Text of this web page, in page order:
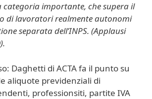
importante, che supera il
di lavoratori realmente autonomi
separata dell’INPS. (Applausi
Daghetti di ACTA fa il punto su
aliquote previdenziali di
professionsiti, partite IVA